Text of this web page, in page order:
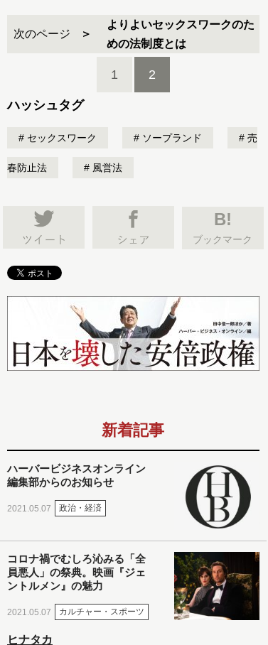
次のページ
よりよいセックスワークのた
めの法制度とは
1 2
ハッシュタグ
セックスワーク ソープランド 売
春防止法 風営法
B!
ブックマーク
新着記事
ハーバービジネスオンライン
編集部からのお知らせ
2021.05.07 政治・経済
コロナ禍でむしろ沁みる「全
員悪人」の祭典。映画『ジェ
ントルメン』の魅力
2021.05.07 カルチャー・スポーツ
ヒナタカ